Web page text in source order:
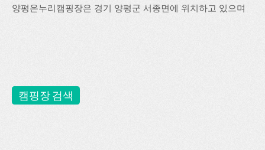
양평온누리캠핑장은 경기 양평군 서종면에 위치하고 있으며
캠핑장 검색